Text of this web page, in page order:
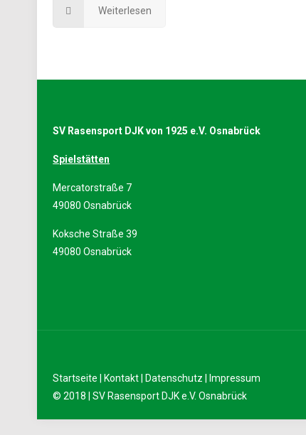
Weiterlesen
SV Rasensport DJK von 1925 e.V. Osnabrück
Spielstätten
Mercatorstraße 7
49080 Osnabrück
Koksche Straße 39
49080 Osnabrück
Startseite Kontakt Datenschutz
Impressum
© 2018 | SV Rasensport DJK e.V. Osnabrück